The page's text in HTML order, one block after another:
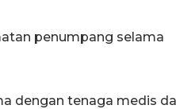
penumpang selama
dengan tenaga medis